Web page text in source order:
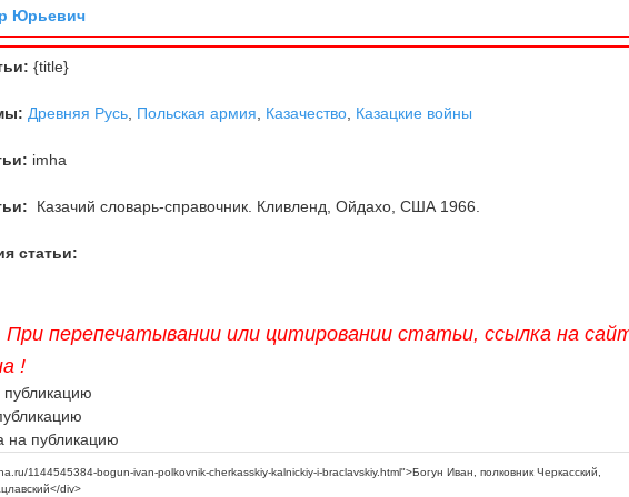
Юрьевич
{title}
Древняя Русь Польская армия Казачество Казацкие войны
imha
Казачий словарь-справочник. Кливленд, Ойдахо, США 1966.
статьи:
При перепечатывании или цитировании статьи, ссылка на
!
публикацию
на публикацию